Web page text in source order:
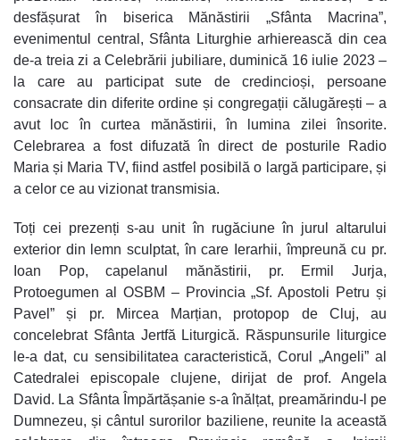
desfășurat în biserica Mănăstirii „Sfânta Macrina”,
evenimentul central, Sfânta Liturghie arhierească din cea
de-a treia zi a Celebrării jubiliare, duminică 16 iulie 2023 –
la care au participat sute de credincioși, persoane
consacrate din diferite ordine și congregații călugărești – a
avut loc în curtea mănăstirii, în lumina zilei însorite.
Celebrarea a fost difuzată în direct de posturile Radio
Maria și Maria TV, fiind astfel posibilă o largă participare, și
a celor ce au vizionat transmisia.
Toți cei prezenți s-au unit în rugăciune în jurul altarului
exterior din lemn sculptat, în care Ierarhii, împreună cu pr.
Ioan Pop, capelanul mănăstirii, pr. Ermil Jurja,
Protoegumen al OSBM – Provincia „Sf. Apostoli Petru și
Pavel” și pr. Mircea Marțian, protopop de Cluj, au
concelebrat Sfânta Jertfă Liturgică. Răspunsurile liturgice
le-a dat, cu sensibilitatea caracteristică, Corul „Angeli” al
Catedralei episcopale clujene, dirijat de prof. Angela
David. La Sfânta Împărtășanie s-a înălțat, preamărindu-l pe
Dumnezeu, și cântul surorilor baziliene, reunite la această